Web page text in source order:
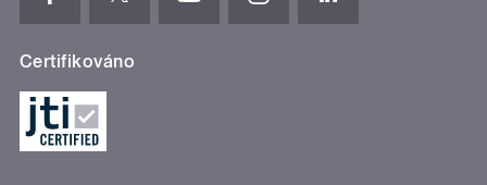
Certifikováno